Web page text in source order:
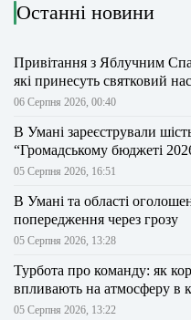
Останні новини
Привітання з Яблучним
які принесуть святковий
06 Серпня 2026, 00:40
В Умані зареєстрували
“Громадському бюджеті
05 Серпня 2026, 16:51
В Умані та області
попередження через грозу
05 Серпня 2026, 13:28
Турбота про команду: як
впливають на атмосферу в
05 Серпня 2026, 13:22